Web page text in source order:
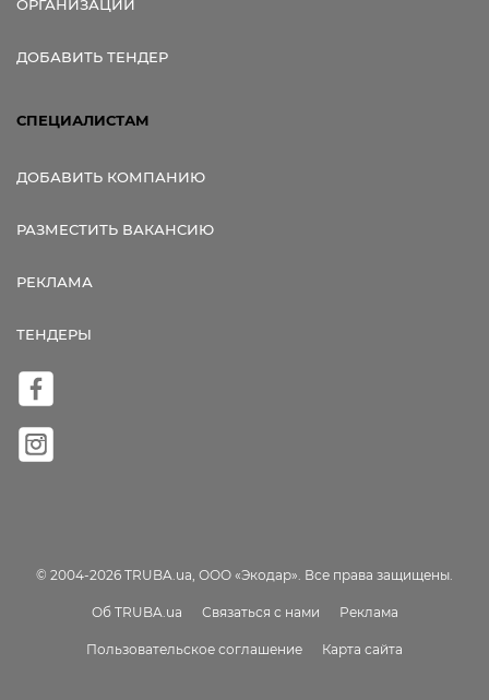
ОРГАНИЗАЦИИ
ДОБАВИТЬ ТЕНДЕР
СПЕЦИАЛИСТАМ
ДОБАВИТЬ КОМПАНИЮ
РАЗМЕСТИТЬ ВАКАНСИЮ
РЕКЛАМА
ТЕНДЕРЫ
© 2004-2026 TRUBA.ua, ООО «Экодар». Все права защищены.
Об TRUBA.ua Связаться с нами Реклама
Пользовательское соглашение Карта сайта